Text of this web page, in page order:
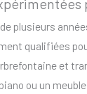
plusieurs
qualifiées
et
ou un